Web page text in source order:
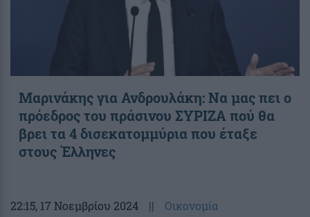
Μαρινάκης για Ανδρουλάκη: Να μας πει ο
πρόεδρος του πράσινου ΣΥΡΙΖΑ πού θα
βρει τα 4 δισεκατομμύρια που έταξε
στους Έλληνες
22:15, 17 Νοεμβρίου 2024 || Οικονομία